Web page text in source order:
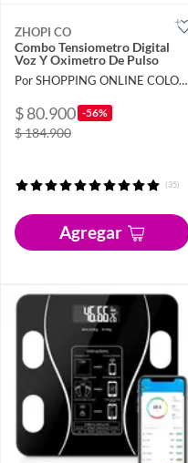
ZHOPI CO
Combo Tensiometro Digital
Voz Y Oximetro De Pulso
Por SHOPPING ONLINE COLOMBIA SAS
$ 80.900 -56%
$ 184.900
(35)
Agregar